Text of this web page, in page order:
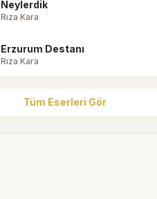
Neylerdik
Rıza Kara
Erzurum Destanı
Rıza Kara
Tüm Eserleri Gör